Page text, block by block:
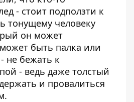
- стоит подползти к
тонущему человеку
он может
быть палка или
не бежать к
- ведь даже толстый
и провалиться